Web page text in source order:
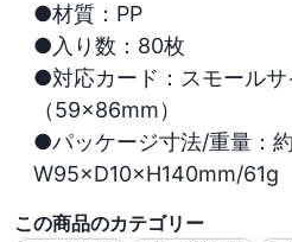
●材質：PP
●入り数：80枚
●対応カード：スモールサ
（59×86mm）
●パッケージ寸法/重量：約
W95×D10×H140mm/61g
この商品のカテゴリー